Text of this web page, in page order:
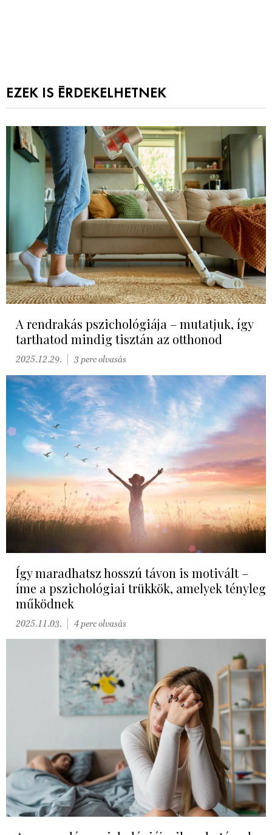
EZEK IS ÉRDEKELHETNEK
A rendrakás pszichológiája – mutatjuk, így
tarthatod mindig tisztán az otthonod
2025.12.29. 3 perc olvasás
Így maradhatsz hosszú távon is motivált –
íme a pszichológiai trükkök, amelyek tényleg
működnek
2025.11.03. 4 perc olvasás